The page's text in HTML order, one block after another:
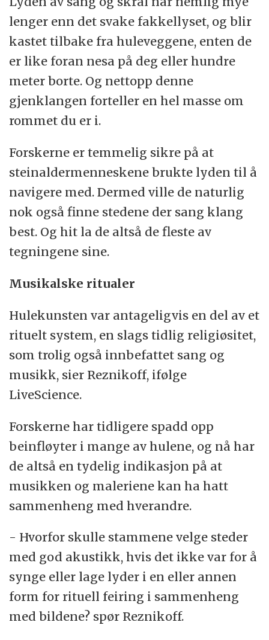
lenger enn det svake fakkellyset, og blir
kastet tilbake fra huleveggene, enten de
er like foran nesa på deg eller hundre
meter borte. Og nettopp denne
gjenklangen forteller en hel masse om
rommet du er i.
Forskerne er temmelig sikre på at
steinaldermenneskene brukte lyden til å
navigere med. Dermed ville de naturlig
nok også finne stedene der sang klang
best. Og hit la de altså de fleste av
tegningene sine.
Musikalske ritualer
Hulekunsten var antageligvis en del av et
rituelt system, en slags tidlig religiøsitet,
som trolig også innbefattet sang og
musikk, sier Reznikoff, ifølge
LiveScience.
Forskerne har tidligere spadd opp
beinfløyter i mange av hulene, og nå har
de altså en tydelig indikasjon på at
musikken og maleriene kan ha hatt
sammenheng med hverandre.
- Hvorfor skulle stammene velge steder
med god akustikk, hvis det ikke var for å
synge eller lage lyder i en eller annen
form for rituell feiring i sammenheng
med bildene? spør Reznikoff.